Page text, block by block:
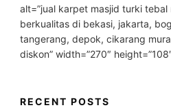
alt=”jual karpet masjid turki tebal
berkualitas di bekasi, jakarta,
tangerang, depok, cikarang
diskon” width=”270″
RECENT POSTS